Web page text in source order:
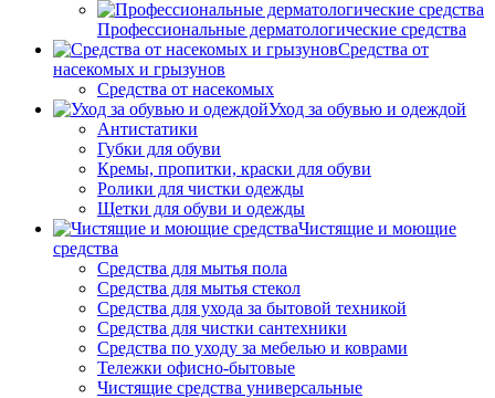
Профессиональные дерматологические средства
Средства от
насекомых и грызунов
Средства от насекомых
Уход за обувью и одеждой
Антистатики
Губки для обуви
Кремы, пропитки, краски для обуви
Ролики для чистки одежды
Щетки для обуви и одежды
Чистящие и моющие
средства
Средства для мытья пола
Средства для мытья стекол
Средства для ухода за бытовой техникой
Средства для чистки сантехники
Средства по уходу за мебелью и коврами
Тележки офисно-бытовые
Чистящие средства универсальные